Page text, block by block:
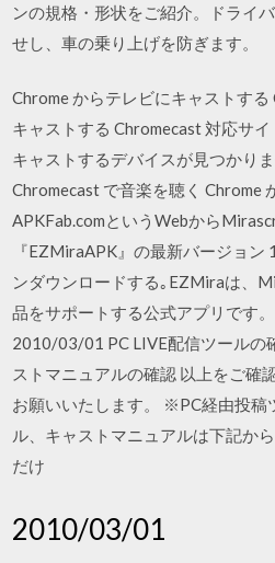
ンの規格・形状をご紹介。ドライ
せし、車の乗り上げを防ぎます。
Chrome からテレビにキャストす
キャストする Chromecast 対応サ
キャストするデバイスが見つかり
Chromecast で音楽を聴く Chrome
APKFab.comというWebから
『EZMiraAPK』の最新バージョン
ンダウンロードする｡EZMiraは、
品をサポートする公式アプリです
2010/03/01 PC LIVE配信ツールの
ストマニュアルの確認 以上をご確
お願いいたします。 ※PC経由投稿
ル、キャストマニュアルは下記か
だけ
2010/03/01